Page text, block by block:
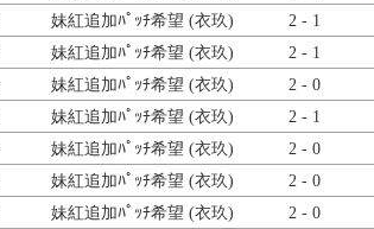
妹紅追加ﾊﾟｯﾁ希望 (衣玖) 2 - 1
妹紅追加ﾊﾟｯﾁ希望 (衣玖) 2 - 1
妹紅追加ﾊﾟｯﾁ希望 (衣玖) 2 - 0
妹紅追加ﾊﾟｯﾁ希望 (衣玖) 2 - 1
妹紅追加ﾊﾟｯﾁ希望 (衣玖) 2 - 0
妹紅追加ﾊﾟｯﾁ希望 (衣玖) 2 - 0
妹紅追加ﾊﾟｯﾁ希望 (衣玖) 2 - 0